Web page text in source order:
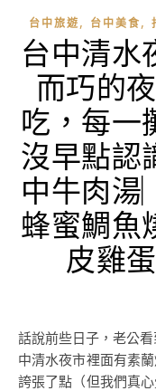
台中旅遊, 台中美食,
台中清水
而巧的
吃，每一
沒早點認
中牛肉湯
蜂蜜鯛魚
皮雞
話說前些日子，老公看到網友們拍了YouTube的影片，介紹台
中清水夜市裡面有素
誇張了點（但我們真